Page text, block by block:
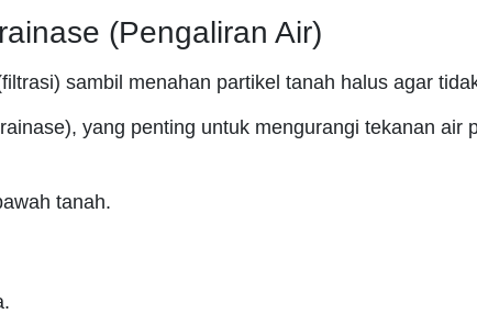
(Pengaliran Air)
sambil menahan partikel tanah halus agar
yang penting untuk mengurangi tekanan
tanah.